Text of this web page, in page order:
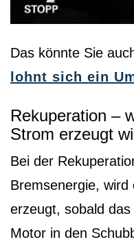
Das könnte Sie
lohnt sich ein
Rekuperation –
Strom erzeugt
Bei der
Bremsenergie,
erzeugt, sobald
Motor in den